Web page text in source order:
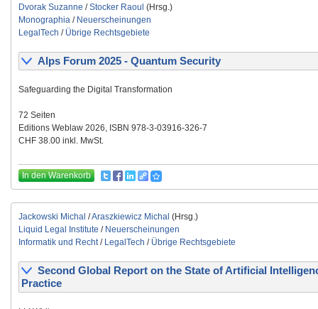
Dvorak Suzanne /Stocker Raoul (Hrsg.)
Monographia / Neuerscheinungen
LegalTech / Übrige Rechtsgebiete
Alps Forum 2025 - Quantum Security
Safeguarding the Digital Transformation
72 Seiten
Editions Weblaw 2026, ISBN 978-3-03916-326-7
CHF 38.00 inkl. MwSt.
In den Warenkorb
Jackowski Michal /Araszkiewicz Michal (Hrsg.)
Liquid Legal Institute / Neuerscheinungen
Informatik und Recht/ LegalTech / Übrige Rechtsgebiete
Second Global Report on the State of Artificial
Practice